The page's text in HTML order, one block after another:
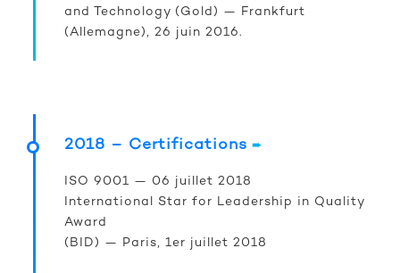
and Technology (Gold) — Frankfurt
(Allemagne), 26 juin 2016.
2018 – Certifications ➨
ISO 9001 — 06 juillet 2018
International Star for Leadership in Quality
Award
(BID) — Paris, 1er juillet 2018